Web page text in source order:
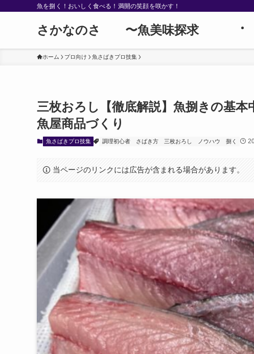
魚を捌く！おいしく食べる！満開の笑顔を咲かす！
さかなのさ 〜魚美味探求
ホーム プロ向け 魚さばきプロ技集
三枚おろし【徹底解説】魚捌きの基
魚屋商品づくり
魚さばきプロ技集 調理初心者 さばき方 三枚おろし ノウハウ 捌く
当ページのリンクには広告が含まれる場合があります。